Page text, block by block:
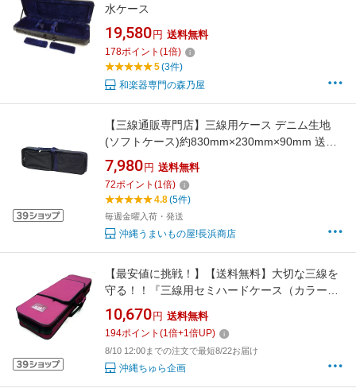
水ケース
19,580 円 送料無料
178ポイント (1倍)
5(3件)
和楽器専門の森乃屋
【三線通販専門店】三線用ケース デニム生地
(ソフトケース)約830mm×230mm×90mm 送料
無料 三線 ケース リュック
7,980 円 送料無料
72ポイント (1倍)
4.8(5件)
毎週金曜入荷・発送
沖縄うまいもの屋!長浜商店
【最安値に挑戦！】【送料無料】大切な三線を
守る！！『三線用セミハードケース（カラー：
ワイン）♪』
10,670 円 送料無料
194ポイント (1倍+1倍UP)
8/10 12:00までの注文で最短8/22お届け
沖縄ちゅら企画